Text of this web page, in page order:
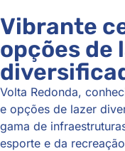
Vibrante
opções de
Volta Redonda,
e opções de lazer
gama de
esporte e da